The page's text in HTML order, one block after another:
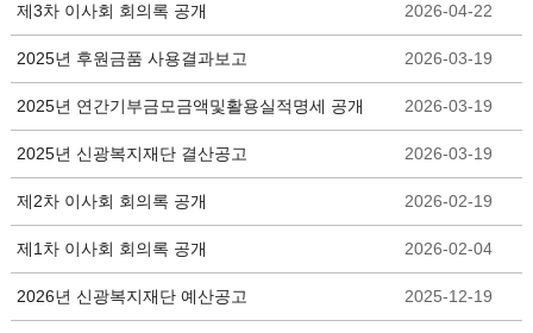
제3차 이사회 회의록 공개 2026-04-22
2025년 후원금품 사용결과보고 2026-03-19
2025년 연간기부금모금액및활용실적명세 공개 2026-03-19
2025년 신광복지재단 결산공고 2026-03-19
제2차 이사회 회의록 공개 2026-02-19
제1차 이사회 회의록 공개 2026-02-04
2026년 신광복지재단 예산공고 2025-12-19